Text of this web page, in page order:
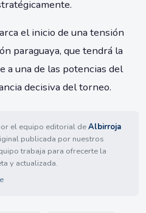
el inicio de una tensión
paraguaya, que tendrá la
a una de las potencias del
decisiva del torneo.
el equipo editorial deAlbirroja
publicada por nuestros
trabaja para ofrecerte la
y actualizada.